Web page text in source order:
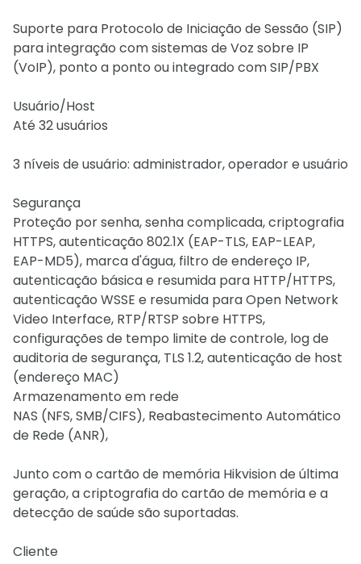
Suporte para Protocolo de Iniciação de Sessão (SIP)
para integração com sistemas de Voz sobre IP
(VoIP), ponto a ponto ou integrado com SIP/PBX
Usuário/Host
Até 32 usuários
3 níveis de usuário: administrador, operador e usuário
Segurança
Proteção por senha, senha complicada, criptografia
HTTPS, autenticação 802.1X (EAP-TLS, EAP-LEAP,
EAP-MD5), marca d'água, filtro de endereço IP,
autenticação básica e resumida para HTTP/HTTPS,
autenticação WSSE e resumida para Open Network
Video Interface, RTP/RTSP sobre HTTPS,
configurações de tempo limite de controle, log de
auditoria de segurança, TLS 1.2, autenticação de host
(endereço MAC)
Armazenamento em rede
NAS (NFS, SMB/CIFS), Reabastecimento Automático
de Rede (ANR),
Junto com o cartão de memória Hikvision de última
geração, a criptografia do cartão de memória e a
detecção de saúde são suportadas.
Cliente